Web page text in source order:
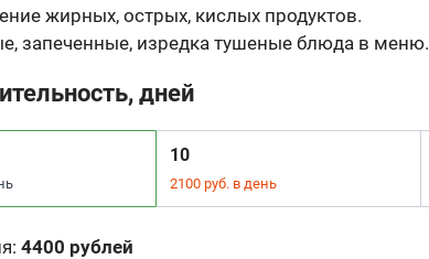
жирных, острых, кислых продуктов.
запеченные, изредка тушеные блюда в меню.
дней
10
2100 руб. в день
: 4400 рублей